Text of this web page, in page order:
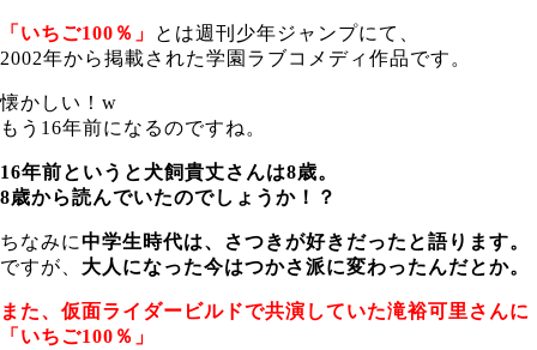
「いちご100％」
とは週刊少年ジャンプにて、
2002年から掲載された学園ラブコメディ作品です。
懐かしい！w
もう16年前になるのですね。
16年前というと犬飼貴丈さんは8歳。
8歳から読んでいたのでしょうか！？
ちなみに中学生時代は、さつきが好きだったと語ります。
ですが、 大人になった今はつかさ派に変わったんだとか。
また、仮面ライダービルドで共演していた滝裕可里さんに
「いちご100％」